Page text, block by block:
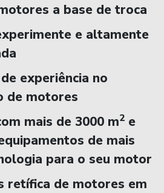
a base de troca
e altamente
experiência no
de motores
mais de 3000 m2 e
de mais
para o seu motor
retífica de motores em